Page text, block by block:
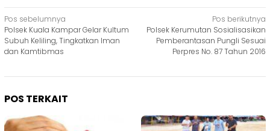
Navigasi
pos
Pos sebelumnya
Polsek Kuala Kampar Gelar Kultum
Subuh Keliling, Tingkatkan Iman
dan Kamtibmas
Pos berikutnya
Polsek Kerumutan Sosialisasikan
Pemberantasan Pungli Sesuai
Perpres No. 87 Tahun 2016
POS TERKAIT